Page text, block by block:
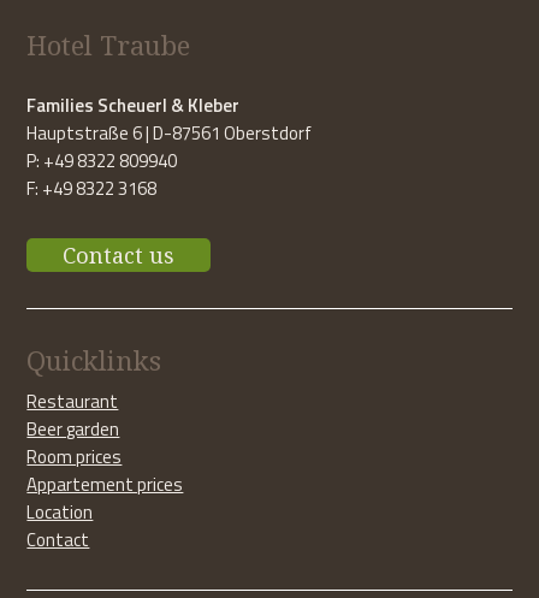
Hotel Traube
Families Scheuerl & Kleber
Hauptstraße 6 | D-87561 Oberstdorf
P: +49 8322 809940
F: +49 8322 3168
Contact us
Quicklinks
Restaurant
Beer garden
Room prices
Appartement prices
Location
Contact